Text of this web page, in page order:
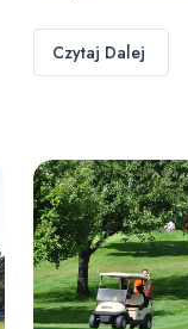
Czytaj Dalej